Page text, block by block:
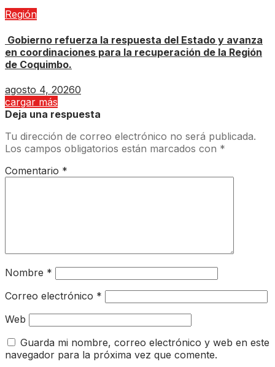
Región
Gobierno refuerza la respuesta del Estado y avanza
en coordinaciones para la recuperación de la Región
de Coquimbo.
agosto 4, 20260
cargar más
Deja una respuesta
Tu dirección de correo electrónico no será publicada.
Los campos obligatorios están marcados con *
Comentario *
Nombre *
Correo electrónico *
Web
Guarda mi nombre, correo electrónico y web en este
navegador para la próxima vez que comente.